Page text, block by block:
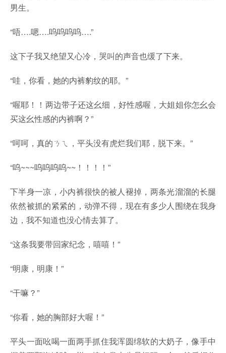
男生。
“唔….嗯….呜呜呜呜….”
这下子我又绝望又心冷，哭叫的声音也缓了下来。
“哇，你看，她的内裤豹纹的耶。”
“喔耶！！两边带子还这幺细，好性感喔，大姐姐你怎幺会
买这幺性感的内裤啊？”
“呵呵，真的ㄋㄟ，平头没有虎烂我们耶，脱下来。”
“呜~~~呜呜呜呜~~！！！！”
下半身一凉，小内裤很快的被人褪掉，两条光溜溜的长腿
依然被抓的紧紧的，动弹不得，现在有多少人围绕在我身
边，我不知道也没心情去算了。
“这条我要带回家纪念，嘻嘻！”
“明康，明康！”
“干嘛？”
“你看，她的胸部好大喔！”
平头一面吆喝一面两手抓住我浑圆绵软的大奶子，像手中